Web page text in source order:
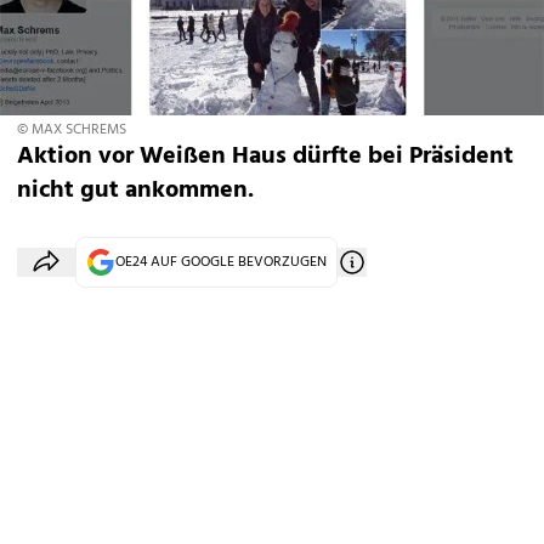
© MAX SCHREMS
Aktion vor Weißen Haus dürfte bei Präsident
nicht gut ankommen.
OE24 AUF GOOGLE BEVORZUGEN